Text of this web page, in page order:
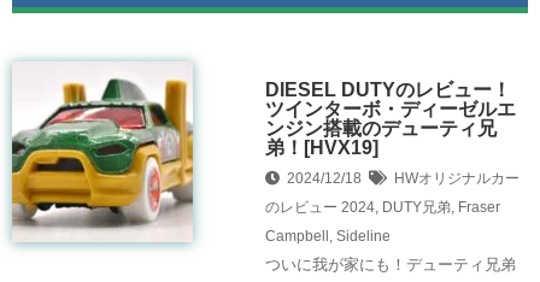
DIESEL DUTYのレビュー！
ツインターボ・ディーゼルエ
ンジン搭載のデューティ兄
弟！[HVX19]
2024/12/18
HWオリジナルカー
のレビュー 2024, DUTY兄弟, Fraser
Campbell , Sideline
ついに我が家にも！デューティ兄弟